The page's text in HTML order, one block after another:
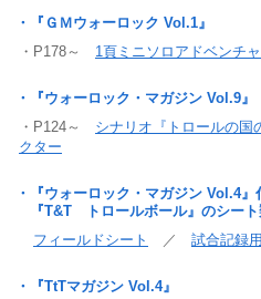
・『ＧＭウォーロック Vol.1』
・P178～ 1頁ミニソロアドベンチ
・『ウォーロック・マガジン Vol.9』
・P124～ シナリオ『トロールの国
クター
・『ウォーロック・マガジン Vol.4』
『T&T トロールボール』のシート
フィールドシート
／試合記録
・『TtTマガジン Vol.4』